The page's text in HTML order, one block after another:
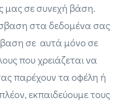
μας σε συνεχή βάση.
στα δεδομένα σας
σε αυτά μόνο σε
που χρειάζεται να
παρέχουν τα οφέλη ή
εκπαιδεύουμε τους